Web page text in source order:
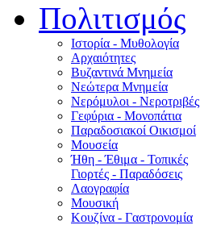
Πολιτισμός
Ιστορία - Μυθολογία
Αρχαιότητες
Βυζαντινά Μνημεία
Νεώτερα Μνημεία
Νερόμυλοι - Nεροτριβές
Γεφύρια - Μονοπάτια
Παραδοσιακοί Οικισμοί
Μουσεία
Ήθη - Έθιμα - Τοπικές
Γιορτές - Παραδόσεις
Λαογραφία
Μουσική
Κουζίνα - Γαστρονομία